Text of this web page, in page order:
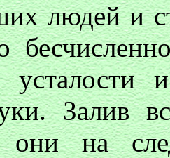
людей и
Залив
они на